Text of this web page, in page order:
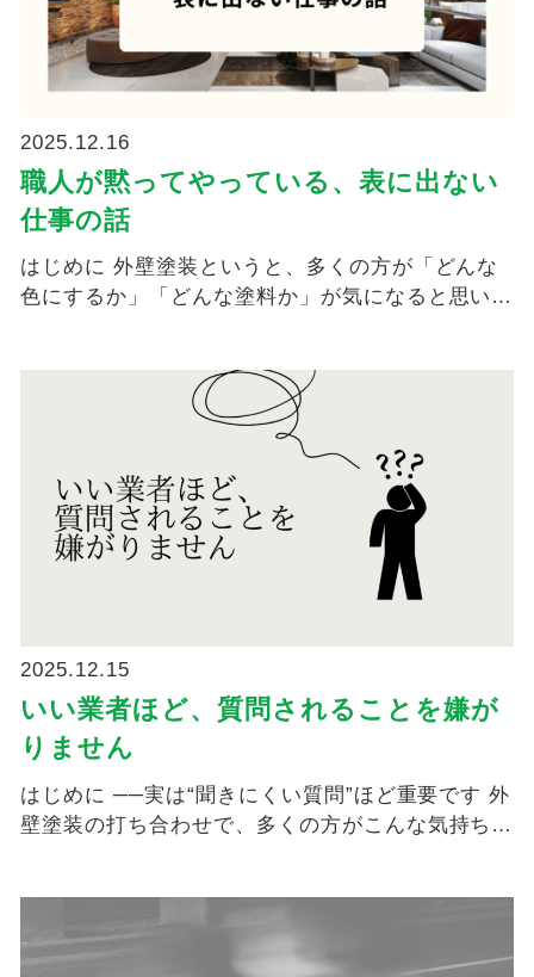
2025.12.16
職人が黙ってやっている、表に出ない
仕事の話
はじめに 外壁塗装というと、多くの方が「どんな
色にするか」「どんな塗料か」が気になると思いま
2025.12.15
いい業者ほど、質問されることを嫌が
りません
はじめに ──実は“聞きにくい質問”ほど重要です 外
壁塗装の打ち合わせで、多くの方がこんな気持ち